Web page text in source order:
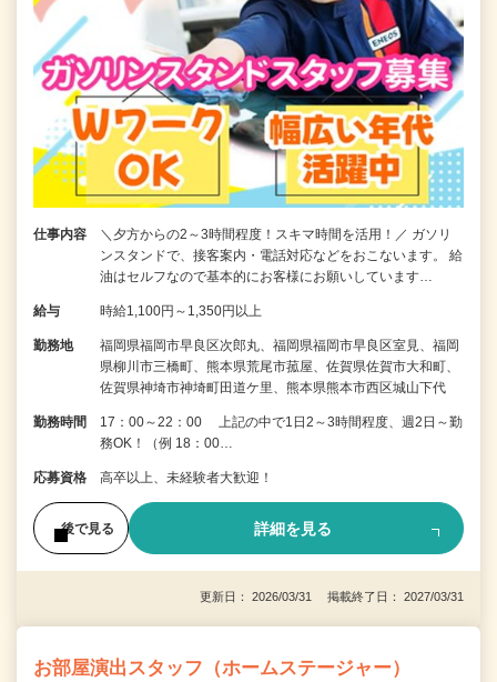
仕事内容
＼夕方からの2～3時間程度！スキマ時間を活用！／ ガソリ
ンスタンドで、接客案内・電話対応などをおこないます。 給
油はセルフなので基本的にお客様にお願いしています…
給与 時給1,100円～1,350円以上
勤務地
福岡県福岡市早良区次郎丸、福岡県福岡市早良区室見、福岡
県柳川市三橋町、熊本県荒尾市菰屋、佐賀県佐賀市大和町、
佐賀県神埼市神埼町田道ケ里、熊本県熊本市西区城山下代
勤務時間
17：00～22：00 上記の中で1日2～3時間程度、週2日～勤
務OK！（例 18：00…
応募資格 高卒以上、未経験者大歓迎！
後で見る 詳細を見る
更新日： 2026/03/31 掲載終了日： 2027/03/31
お部屋演出スタッフ（ホームステージャー）